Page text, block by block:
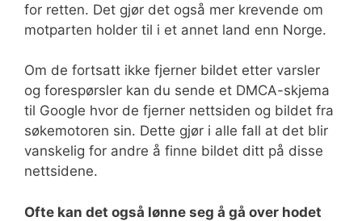
for retten. Det gjør det også mer krevende om
motparten holder til i et annet land enn Norge.
Om de fortsatt ikke fjerner bildet etter varsler
og forespørsler kan du sende et DMCA-skjema
til Google hvor de fjerner nettsiden og bildet fra
søkemotoren sin. Dette gjør i alle fall at det blir
vanskelig for andre å finne bildet ditt på disse
nettsidene.
Ofte kan det også lønne seg å gå over hodet